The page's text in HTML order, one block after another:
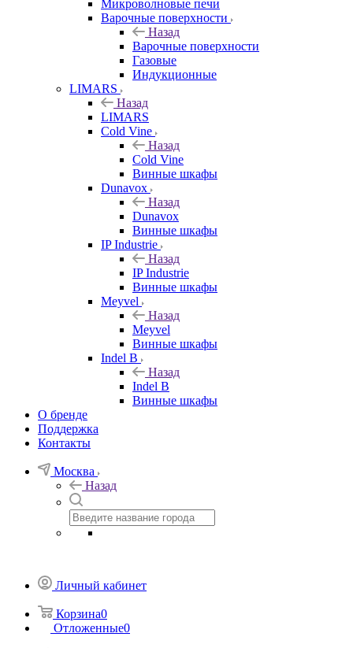
Микроволновые печи
Варочные поверхности
Назад
Варочные поверхности
Газовые
Индукционные
LIMARS
Назад
LIMARS
Cold Vine
Назад
Cold Vine
Винные шкафы
Dunavox
Назад
Dunavox
Винные шкафы
IP Industrie
Назад
IP Industrie
Винные шкафы
Meyvel
Назад
Meyvel
Винные шкафы
Indel B
Назад
Indel B
Винные шкафы
О бренде
Поддержка
Контакты
Москва
Назад
Личный кабинет
Корзина0
Отложенные0